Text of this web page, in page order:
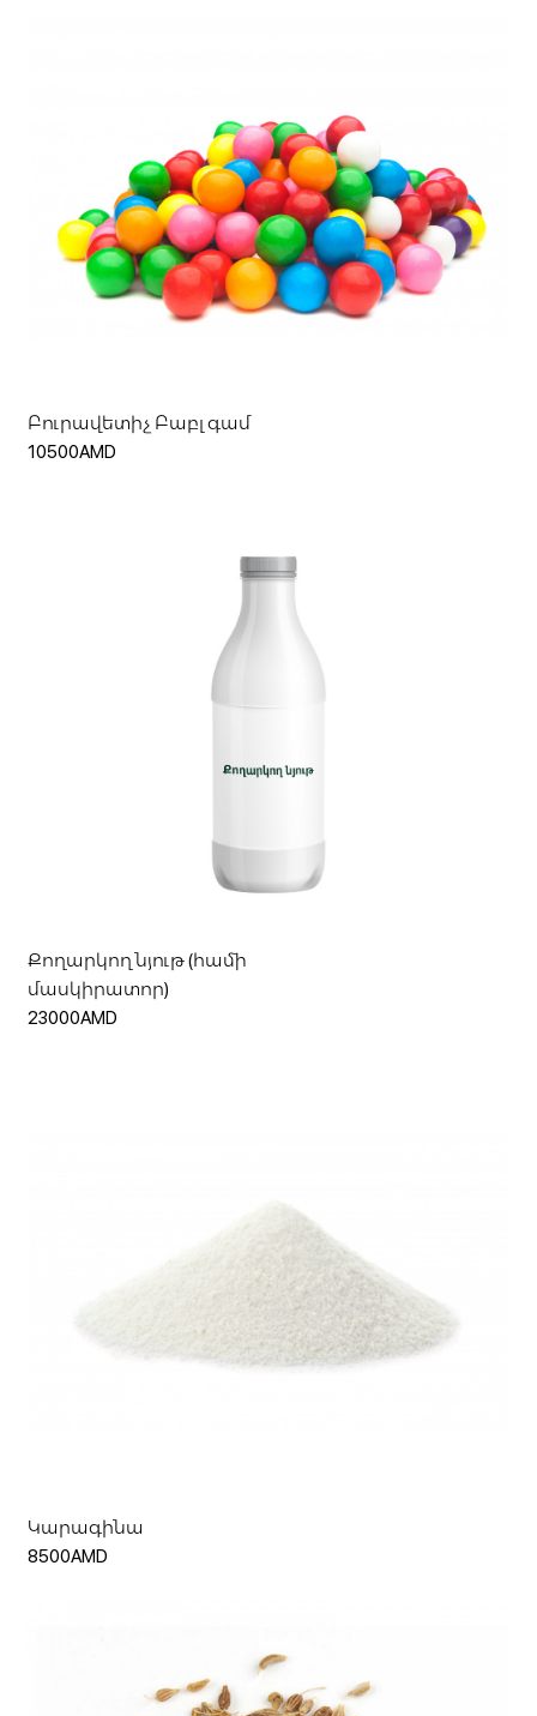
Բուրավետիչ Բաբլ գամ
10500AMD
Ավելացնել զամբյուղ
Քողարկող նյութ (համի
մասկիրատոր)
23000AMD
Ավելացնել զամբյուղ
Կարագինա
8500AMD